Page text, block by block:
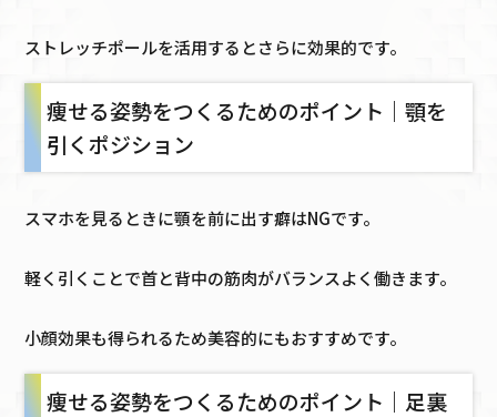
ストレッチポールを活用するとさらに効果的です。
痩せる姿勢をつくるためのポイント｜顎を
引くポジション
スマホを見るときに顎を前に出す癖はNGです。
軽く引くことで首と背中の筋肉がバランスよく働きます。
小顔効果も得られるため美容的にもおすすめです。
痩せる姿勢をつくるためのポイント｜足裏